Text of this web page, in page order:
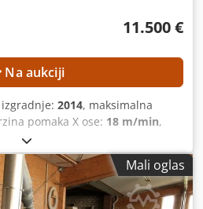
11.500 €
Na aukciji
2014, maksimalna
pomaka X ose: 18 m/min,
Mali oglas